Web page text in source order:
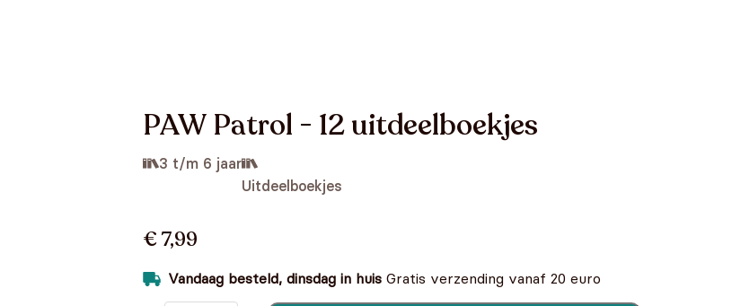
PAW Patrol - 12 uitdeelboekjes
3 t/m 6 jaar
Uitdeelboekjes
€ 7,99
Vandaag besteld, dinsdag in huis Gratis verzending vanaf 20 euro